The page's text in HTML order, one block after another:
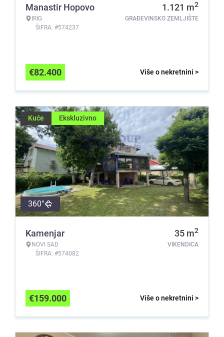
Manastir Hopovo
IRIG
ŠIFRA: #574237
1.121 m2
GRAĐEVINSKO ZEMLJIŠTE
Više o nekretnini >
€82.400
Kuće Ekskluzivno
360°
Kamenjar
NOVI SAD
ŠIFRA: #574082
35 m2
VIKENDICA
Više o nekretnini >
€159.000